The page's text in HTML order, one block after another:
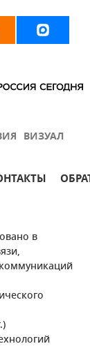
ВИЗУАЛ
в